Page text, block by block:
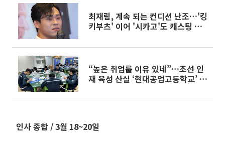
최재림, 계속 되는 컨디션 난조…'킹
키부츠' 이어 '시카고'도 캐스팅 변
“높은 취업률 이유 있네”…조선 인
재 육성 산실 ‘현대공업고등학교’ 가
인사 종합 / 3월 18~20일